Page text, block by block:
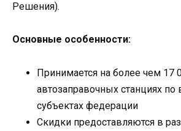
Решения).
Основные особенности:
Принимается на более чем 17
автозаправочных станциях по
субъектах федерации
Скидки предоставляются в